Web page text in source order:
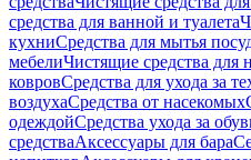
средства для ванной и туалета
кухниСредства для мытья
мебелиЧистящие средства
ковровСредства для ухода за
воздухаСредства от насекомых
одеждойСредства ухода за
средстваАксессуары для бара